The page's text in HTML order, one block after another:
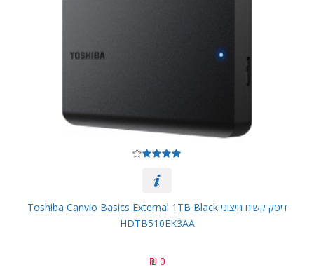
דיסק קשיח חיצוני Toshiba Canvio Basics External 1TB Black
HDTB510EK3AA
0 ₪